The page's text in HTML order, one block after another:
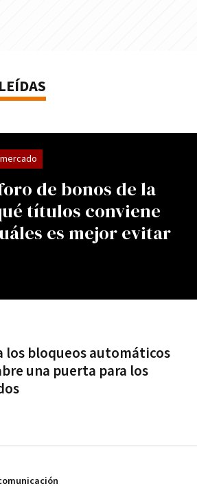
de bonos de la
títulos conviene
es mejor evitar
los bloqueos automáticos
una puerta para los